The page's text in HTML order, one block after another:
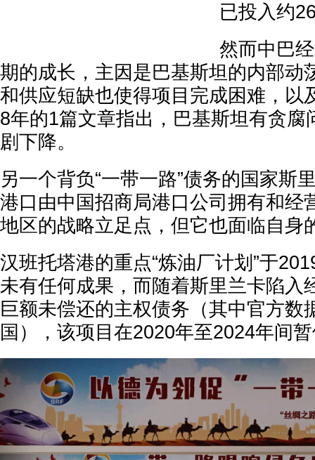
已投入约
然而中巴
期的成长，主因是巴基斯坦的内部动
和供应短缺也使得项目完成困难，以
8年的1篇文章指出，巴基斯坦有贪腐
剧下降。
另一个背负“一带一路”债务的国家斯
港口由中国招商局港口公司拥有和经
地区的战略立足点，但它也面临自身
汉班托塔港的重点“炼油厂计划”于
未有任何成果，而随着斯里兰卡陷入
巨额未偿还的主权债务（其中官方数
国），该项目在2020年至2024年间